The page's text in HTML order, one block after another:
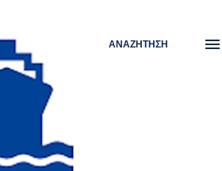
ΑΝΑΖΉΤΗΣΗ